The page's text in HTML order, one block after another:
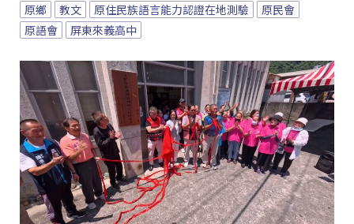
原鄉 教文 原住民族語言能力認證在地測驗
原民會
原語會
屏東來義高中